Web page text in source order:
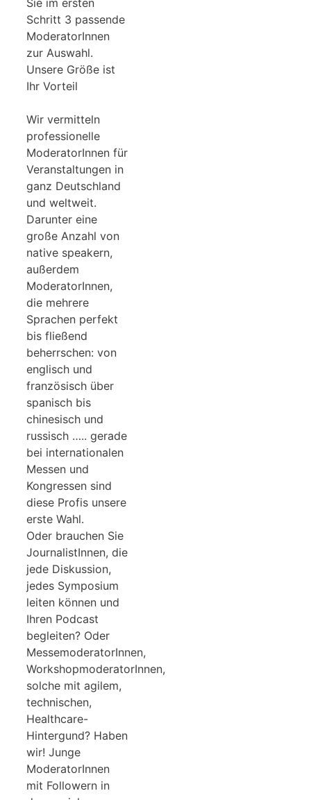
Schritt 3 passende
ModeratorInnen
zur Auswahl.
Unsere Größe ist
Ihr Vorteil
Wir vermitteln
professionelle
ModeratorInnen für
Veranstaltungen in
ganz Deutschland
und weltweit.
Darunter eine
große Anzahl von
native speakern,
außerdem
ModeratorInnen,
die mehrere
Sprachen perfekt
bis fließend
beherrschen: von
englisch und
französisch über
spanisch bis
chinesisch und
russisch ….. gerade
bei internationalen
Messen und
Kongressen sind
diese Profis unsere
erste Wahl.
Oder brauchen Sie
JournalistInnen, die
jede Diskussion,
jedes Symposium
leiten können und
Ihren Podcast
begleiten? Oder
MessemoderatorInnen,
WorkshopmoderatorInnen,
solche mit agilem,
technischen,
Healthcare-
Hintergund? Haben
wir! Junge
ModeratorInnen
mit Followern in